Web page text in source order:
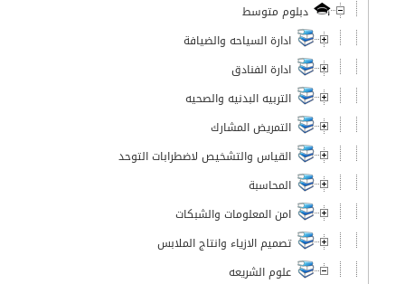
دبلوم متوسط
ادارة السياحه والضيافة
ادارة الفنادق
التربيه البدنيه والصحيه
التمريض المشارك
القياس والتشخيص لاضطرابات التوحد
المحاسبة
امن المعلومات والشبكات
تصميم الازياء وانتاج الملابس
علوم الشريعه